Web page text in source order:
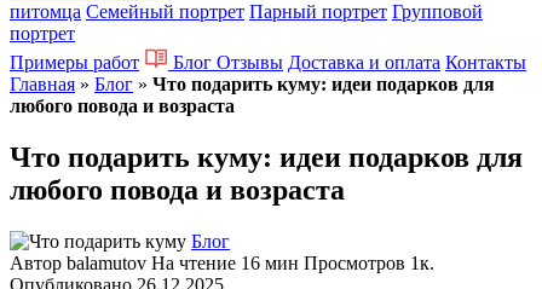
питомца Семейный портрет Парный портрет Групповой
портрет
Примеры работ
Блог Отзывы Доставка и оплата Контакты
Главная » Блог » Что подарить куму: идеи подарков для
любого повода и возраста
Что подарить куму: идеи подарков для
любого повода и возраста
Блог
Автор balamutov На чтение 16 мин Просмотров 1к.
Опубликовано 26.12.2025